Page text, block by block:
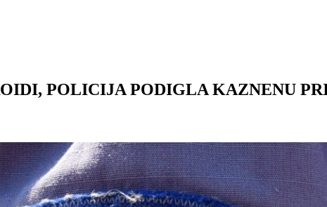
POLICIJA PODIGLA KAZNENU